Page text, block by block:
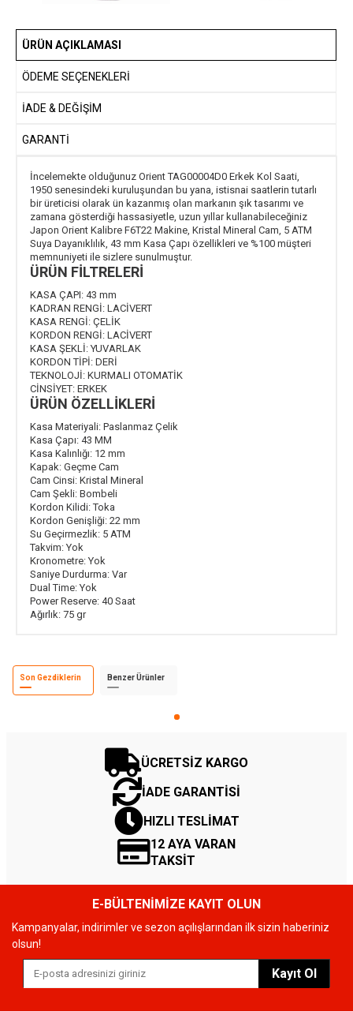
ÜRÜN AÇIKLAMASI
ÖDEME SEÇENEKLERI
İADE & DEĞİŞİM
GARANTİ
İncelemekte olduğunuz Orient TAG00004D0 Erkek Kol Saati,
1950 senesindeki kuruluşundan bu yana, istisnai saatlerin tutarlı
bir üreticisi olarak ün kazanmış olan markanın şık tasarımı ve
zamana gösterdiği hassasiyetle, uzun yıllar kullanabileceğiniz
Japon Orient Kalibre F6T22 Makine, Kristal Mineral Cam, 5 ATM
Suya Dayanıklılık, 43 mm Kasa Çapı özellikleri ve %100 müşteri
memnuniyeti ile sizlere sunulmuştur.
ÜRÜN FİLTRELERİ
KASA ÇAPI: 43 mm
KADRAN RENGİ: LACİVERT
KASA RENGİ: ÇELİK
KORDON RENGİ: LACİVERT
KASA ŞEKLİ: YUVARLAK
KORDON TİPİ: DERİ
TEKNOLOJİ: KURMALI OTOMATİK
CİNSİYET: ERKEK
ÜRÜN ÖZELLİKLERİ
Kasa Materiyali: Paslanmaz Çelik
Kasa Çapı: 43 MM
Kasa Kalınlığı: 12 mm
Kapak: Geçme Cam
Cam Cinsi: Kristal Mineral
Cam Şekli: Bombeli
Kordon Kilidi:Toka
Kordon Genişliği: 22 mm
Su Geçirmezlik: 5 ATM
Takvim: Yok
Kronometre: Yok
Saniye Durdurma: Var
Dual Time: Yok
Power Reserve: 40 Saat
Ağırlık: 75 gr
Son Gezdiklerin Benzer Ürünler
ÜCRETSİZ KARGO
İADE GARANTİSİ
HIZLI TESLİMAT
12 AYA VARAN
TAKSİT
E-BÜLTENİMİZE KAYIT OLUN
Kampanyalar, indirimler ve sezon açılışlarından ilk sizin haberiniz
olsun!
Kayıt Ol